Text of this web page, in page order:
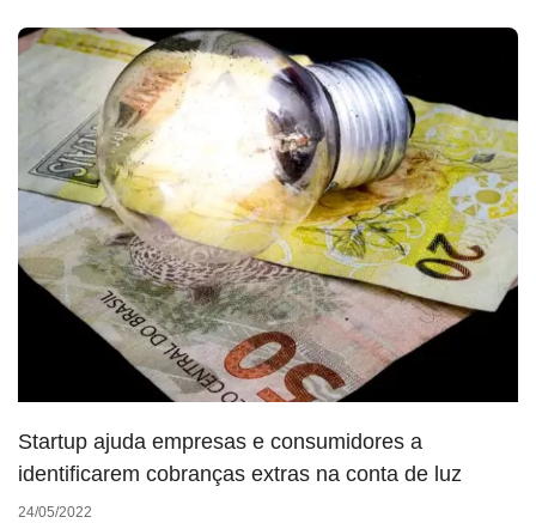
Startup ajuda empresas e consumidores a
identificarem cobranças extras na conta de luz
24/05/2022